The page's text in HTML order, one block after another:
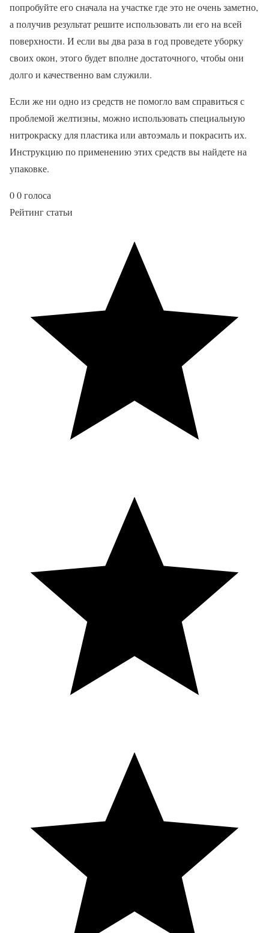
попробуйте его сначала на участке где это не очень заметно,
а получив результат решите использовать ли его на всей
поверхности. И если вы два раза в год проведете уборку
своих окон, этого будет вполне достаточного, чтобы они
долго и качественно вам служили.
Если же ни одно из средств не помогло вам справиться с
проблемой желтизны, можно использовать специальную
нитрокраску для пластика или автоэмаль и покрасить их.
Инструкцию по применению этих средств вы найдете на
упаковке.
00голоса
Рейтинг статьи